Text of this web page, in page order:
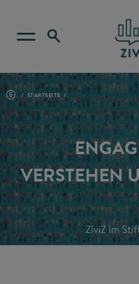
STARTSEITE
VERSTEHEN
ZiviZ im